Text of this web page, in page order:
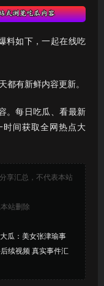
料如下，一起在线吃
都有新鲜内容更新。
。每日吃瓜、看最新
时间获取全网热点大
享汇总，不代表本站
站删除
瓜：美女张津瑜事
续视频 真实事件汇